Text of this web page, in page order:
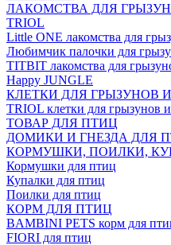
ЛАКОМСТВА ДЛЯ
TRIOL
Little ONE лакомства для
Любимчик палочки для
TITBIT лакомства для
Happy JUNGLE
КЛЕТКИ ДЛЯ ГРЫЗУНОВ
TRIOL клетки для грызунов и
ТОВАР ДЛЯ ПТИЦ
ДОМИКИ И ГНЕЗДА ДЛЯ
КОРМУШКИ, ПОИЛКИ,
Кормушки для птиц
Купалки для птиц
Поилки для птиц
КОРМ ДЛЯ ПТИЦ
BAMBINI PETS корм для
FIORI для птиц